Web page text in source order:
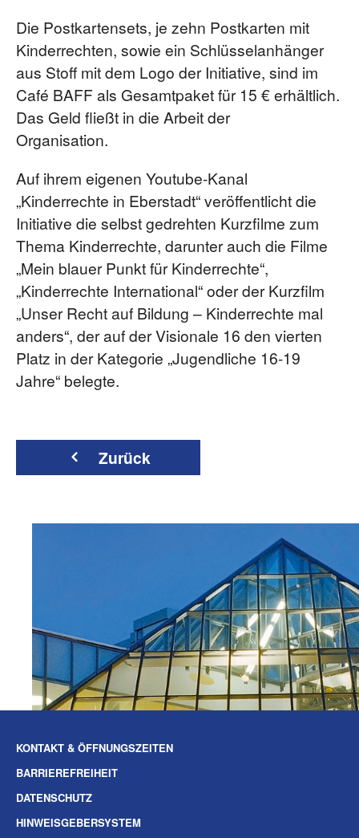
Die Postkartensets, je zehn Postkarten mit
Kinderrechten, sowie ein Schlüsselanhänger
aus Stoff mit dem Logo der Initiative, sind im
Café BAFF als Gesamtpaket für 15 € erhältlich.
Das Geld fließt in die Arbeit der
Organisation.
Auf ihrem eigenen Youtube-Kanal
„Kinderrechte in Eberstadt“ veröffentlicht die
Initiative die selbst gedrehten Kurzfilme zum
Thema Kinderrechte, darunter auch die Filme
„Mein blauer Punkt für Kinderrechte“,
„Kinderrechte International“ oder der Kurzfilm
„Unser Recht auf Bildung – Kinderrechte mal
anders“, der auf der Visionale 16 den vierten
Platz in der Kategorie „Jugendliche 16-19
Jahre“ belegte.
Zurück
KONTAKT & ÖFFNUNGSZEITEN
BARRIEREFREIHEIT
DATENSCHUTZ
HINWEISGEBERSYSTEM